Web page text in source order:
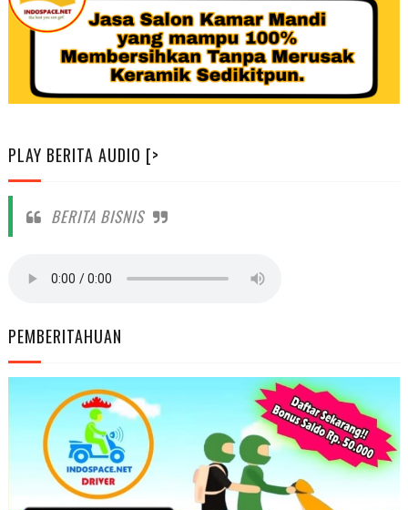
PLAY BERITA AUDIO [>
BERITA BISNIS
PEMBERITAHUAN